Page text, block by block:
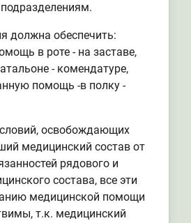
должна обеспечить:
в роте - на заставе,
- комендатуре,
помощь -в полку -
освобождающих
медицинский состав от
рядового и
состава, все эти
медицинской помощи
т.к. медицинский